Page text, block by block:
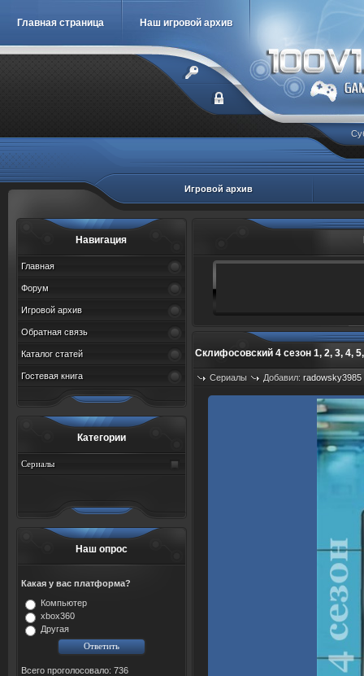
Главная страница Наш игровой архив
Игровой архив
Навигация
Главная
Форум
Игровой архив
Обратная связь
Каталог статей
Гостевая книга
Категории
Сериалы
Наш опрос
Какая у вас платформа?
Компьютер
xbox360
Другая
Всего проголосовало: 736
Склифосовский 4 сезон 1, 2, 3, 4,
Сериалы Добавил: radowsky3985
Просмотров: 434